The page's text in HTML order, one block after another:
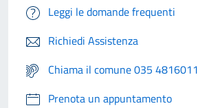
Leggi le domande frequenti
Richiedi Assistenza
Chiama il comune 035 4816011
Prenota un appuntamento